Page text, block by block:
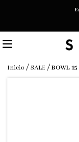
Inicio /SALE /BOWL